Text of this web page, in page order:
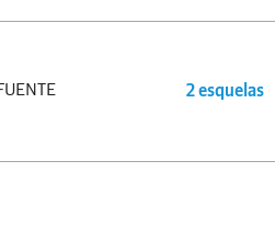
2 esquelas